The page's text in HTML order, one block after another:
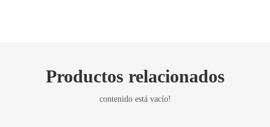
Productos relacionados
contenido está vacío!